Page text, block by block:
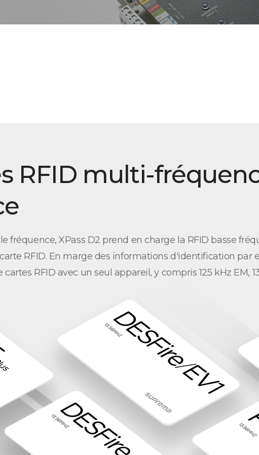
RFID multi-
fréquence, XPass D2 prend en charge la RFID basse
RFID. En marge des informations d'identification par
RFID avec un seul appareil, y compris 125 kHz EM,